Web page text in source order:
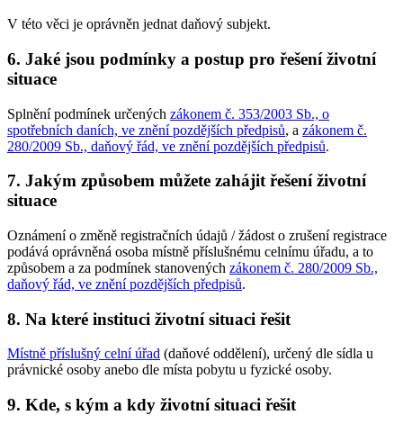
V této věci je oprávněn jednat daňový subjekt.
6. Jaké jsou podmínky a postup pro řešení životní
situace
Splnění podmínek určených zákonem č. 353/2003 Sb., o
spotřebních daních, ve znění pozdějších předpisů, a zákonem č.
280/2009 Sb., daňový řád, ve znění pozdějších předpisů.
7. Jakým způsobem můžete zahájit řešení životní
situace
Oznámení o změně registračních údajů / žádost o zrušení registrace
podává oprávněná osoba místně příslušnému celnímu úřadu, a to
způsobem a za podmínek stanovených zákonem č. 280/2009 Sb.,
daňový řád, ve znění pozdějších předpisů.
8. Na které instituci životní situaci řešit
Místně příslušný celní úřad (daňové oddělení), určený dle sídla u
právnické osoby anebo dle místa pobytu u fyzické osoby.
9. Kde, s kým a kdy životní situaci řešit